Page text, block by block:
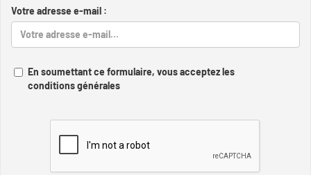
Votre adresse e-mail :
En soumettant ce formulaire, vous acceptez les
conditions générales